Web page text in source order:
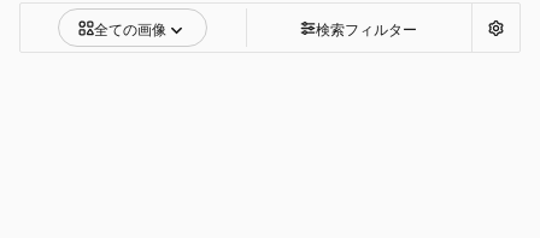
全ての画像 検索フィルター